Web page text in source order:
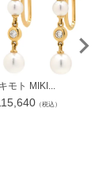
モト MIKI...
（税込）